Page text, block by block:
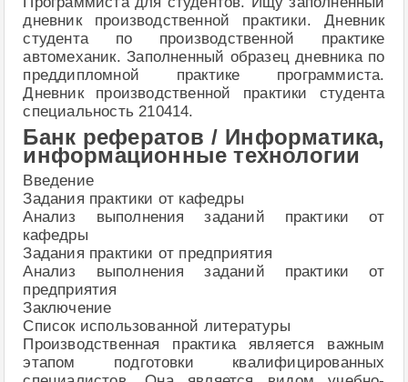
дневник производственной практики. Дневник
студента по производственной практике
автомеханик. Заполненный образец дневника по
преддипломной практике программиста.
Дневник производственной практики студента
специальность 210414.
Банк рефератов / Информатика,
информационные технологии
Введение
Задания практики от кафедры
Анализ выполнения заданий практики от
кафедры
Задания практики от предприятия
Анализ выполнения заданий практики от
предприятия
Заключение
Список использованной литературы
Производственная практика является важным
этапом подготовки квалифицированных